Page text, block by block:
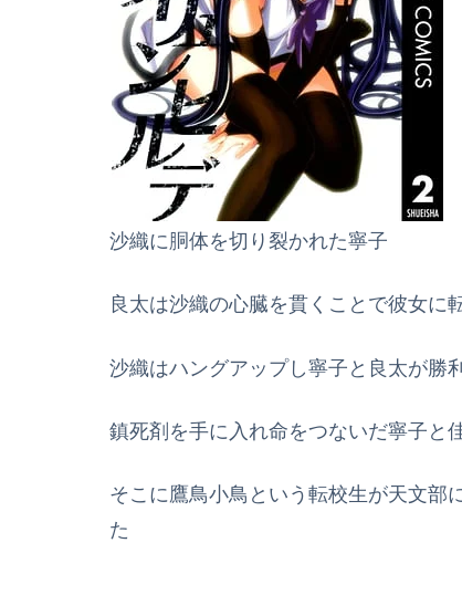
沙織に胴体を切り裂かれた寧子
良太は沙織の心臓を貫くことで彼女に
沙織はハングアップし寧子と良太が勝
鎮死剤を手に入れ命をつないだ寧子と
そこに鷹鳥小鳥という転校生が天文部
た